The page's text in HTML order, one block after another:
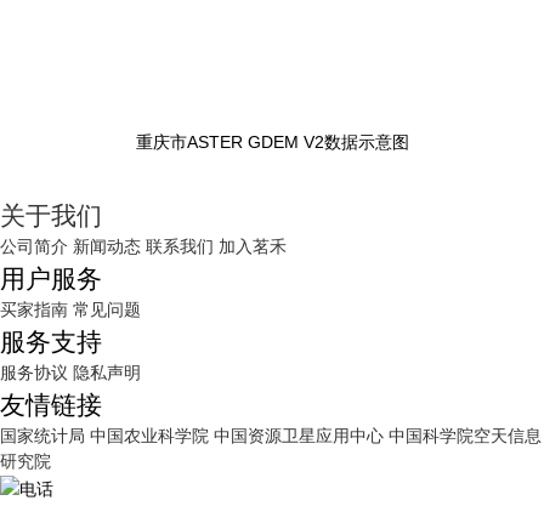
重庆市ASTER GDEM V2数据示意图
关于我们
公司简介 新闻动态 联系我们 加入茗禾
用户服务
买家指南 常见问题
服务支持
服务协议 隐私声明
友情链接
国家统计局 中国农业科学院 中国资源卫星应用中心 中国科学院空天信息
研究院